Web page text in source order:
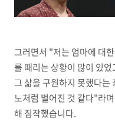
그러면서 "저는 엄마에 대
를 때리는 상황이 많이 있
그 삶을 구원하지 못했다는
노처럼 벌어진 것 같다"라
해 짐작했습니다.